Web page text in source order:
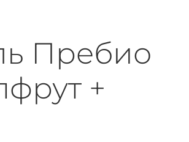
Пребио
+